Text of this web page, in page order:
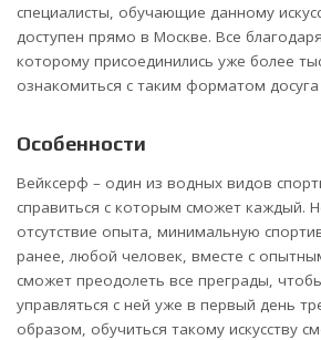
специалисты, обучающие данному
доступен прямо в Москве. Все
которому присоединились уже более
ознакомиться с таким форматом
Особенности
Вейксерф – один из водных видов
справиться с которым сможет каждый.
отсутствие опыта, минимальную
ранее, любой человек, вместе с
сможет преодолеть все преграды,
управляться с ней уже в первый день
образом, обучиться такому искусству